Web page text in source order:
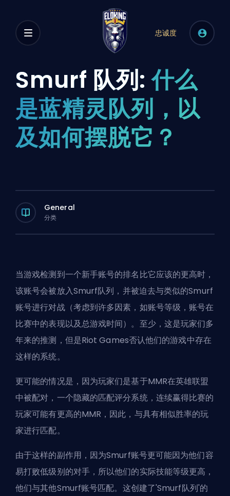
忠诚度
Smurf 队列: 什么
是蓝精灵队列，以
及如何摆脱它？
General
分类
当游戏检测到一个新手账号的排名比它应该的更高时，
该账号会被放入Smurf队列，并被迫去与类似的Smurf
账号进行对战（考虑到许多因素，如账号等级，账号在
比赛中的表现以及总游戏时间）。至少，这是玩家们多
年来的推测，但是Riot Games否认他们的游戏中存在
这样的系统。
更可能的情况是，因为玩家们是基于MMR在英雄联盟
中被配对，一个隐藏的匹配评分系统，连续赢得比赛的
玩家可能有更高的MMR ，因此，与具有相似胜率的玩
家进行匹配。
由于这样的副作用，因为Smurf账号更可能因为他们容
易打败低级别的对手，所以他们的实际技能等级更高，
他们与其他Smurf账号匹配。这创建了'Smurf队列'的